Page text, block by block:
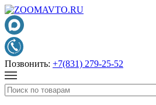
Позвонить: +7(831) 279-25-52